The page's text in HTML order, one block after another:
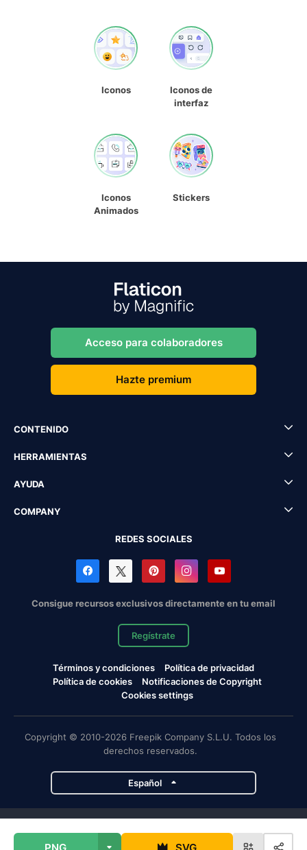
Iconos
Iconos de
interfaz
Iconos
Animados
Stickers
Acceso para colaboradores
Hazte premium
CONTENIDO
HERRAMIENTAS
AYUDA
COMPANY
REDES SOCIALES
Consigue recursos exclusivos directamente en tu email
Regístrate
Términos y condiciones
Política de privacidad
Política de cookies
Notificaciones de Copyright
Cookies settings
Copyright © 2010-2026 Freepik Company S.L.U. Todos los
derechos reservados.
Español